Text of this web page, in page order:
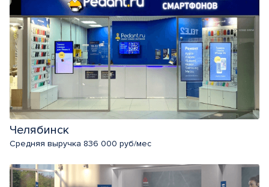
Челябинск
Средняя выручка 836 000 руб/мес